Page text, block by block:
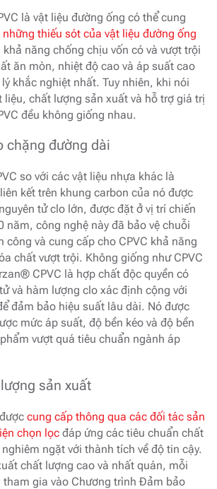
là vật liệu đường ống có thể cung
thiếu sót của vật liệu đường ống
năng chống chịu vốn có và vượt trội
ăn mòn, nhiệt độ cao và áp suất cao
khắc nghiệt nhất. Tuy nhiên, khi nói
liệu, chất lượng sản xuất và hỗ trợ giá trị
đều không giống nhau.
chặng đường dài
so với các vật liệu nhựa khác là
kết trên khung carbon của nó được
tử clo lớn, được đặt ở vị trí chiến
năm, công nghệ này đã bảo vệ chuỗi
công và cung cấp cho CPVC khả năng
chất vượt trội. Không giống như CPVC
CPVC là hợp chất độc quyền có
và hàm lượng clo xác định cộng với
đảm bảo hiệu suất lâu dài. Nó được
mức áp suất, độ bền kéo và độ bền
vượt quá tiêu chuẩn ngành áp
sản xuất
cung cấp thông qua các đối tác sản
chọn lọc đáp ứng các tiêu chuẩn chất
ngặt với thành tích về độ tin cậy.
chất lượng cao và nhất quán, mỗi
tham gia vào Chương trình Đảm bảo